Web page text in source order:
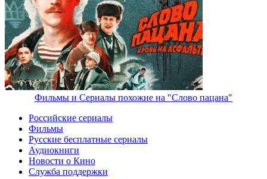
Фильмы и Сериалы похожие на "Слово пацана"
Российские сериалы
Фильмы
Русские бесплатные сериалы
Аудиокниги
Новости о Кино
Служба поддержки